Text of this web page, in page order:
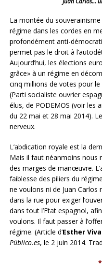
La montée du
régime dans les cordes en
profondément anti-
permet pas le droit à
Aujourd’hui, les élections
grâce» à un régime en
cinq millions de votes pour le
(Parti socialiste ouvrier
élus, de PODEMOS (voir les
du 22 mai et 28 mai 2014).
nerveux.
L’abdication royale est la
Mais il faut néanmoins nous
des marges de manœuvre.
faiblesse des piliers du
ne voulons ni de Juan
dans la rue pour exiger
dans tout l’Etat espagnol,
voulons. Il faut passer à
régime. (Article d’Esther
Público.es, le 2 juin 2014.